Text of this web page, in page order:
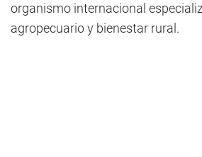
organismo internacional
agropecuario y bienestar rural.